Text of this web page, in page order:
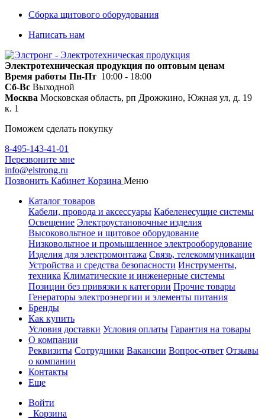
Сборка щитового оборудования
Написать нам
Электротехническая продукция по оптовым ценам
Время работы Пн-Пт 10:00 - 18:00
Сб-Вс Выходной
Москва Московская область, рп Дрожжино, Южная ул, д. 19
к. 1
Поможем сделать покупку
8-495-143-41-01
Перезвоните мне
info@elstrong.ru
Позвонить Кабинет Корзина Меню
Каталог товаров
Кабели, провода и аксессуары Кабеленесущие системы
Освещение Электроустановочные изделия
Высоковольтное и щитовое оборудование
Низковольтное и промышленное электрооборудование
Изделия для электромонтажа Связь, телекоммуникации
Устройства и средства безопасности Инструменты,
техника Климатические и инженерные системы
Позиции без привязки к категории Прочие товары
Генераторы электроэнергии и элементы питания
Бренды
Как купить
Условия доставки Условия оплаты Гарантия на товары
О компании
Реквизиты Сотрудники Вакансии Вопрос-ответ Отзывы
о компании
Контакты
Еще
Войти
Корзина